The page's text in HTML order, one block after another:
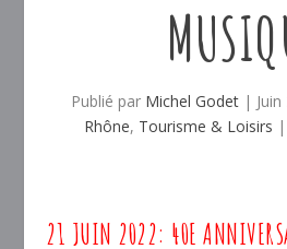
Publié par Michel Godet |
Rhône, Tourisme & Loisirs |
21 JUIN 2022: 40E